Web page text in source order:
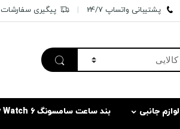
پشتیبانی واتساپ 24/7 پیگیری سفارشات
لوازم جانبی بند ساعت سامسونگ Galaxy Watch 6